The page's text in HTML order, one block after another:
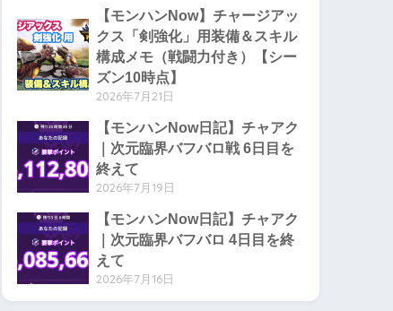
【モンハンNow】チャージアッ
クス「剣強化」用装備＆スキル
構成メモ（戦闘力付き）【シー
ズン10時点】
2026年7月21日
【モンハンNow日記】チャアク
｜次元臨界バフバロ戦 6日目を
終えて
2026年7月19日
【モンハンNow日記】チャアク
｜次元臨界バフバロ 4日目を終
えて
2026年7月16日